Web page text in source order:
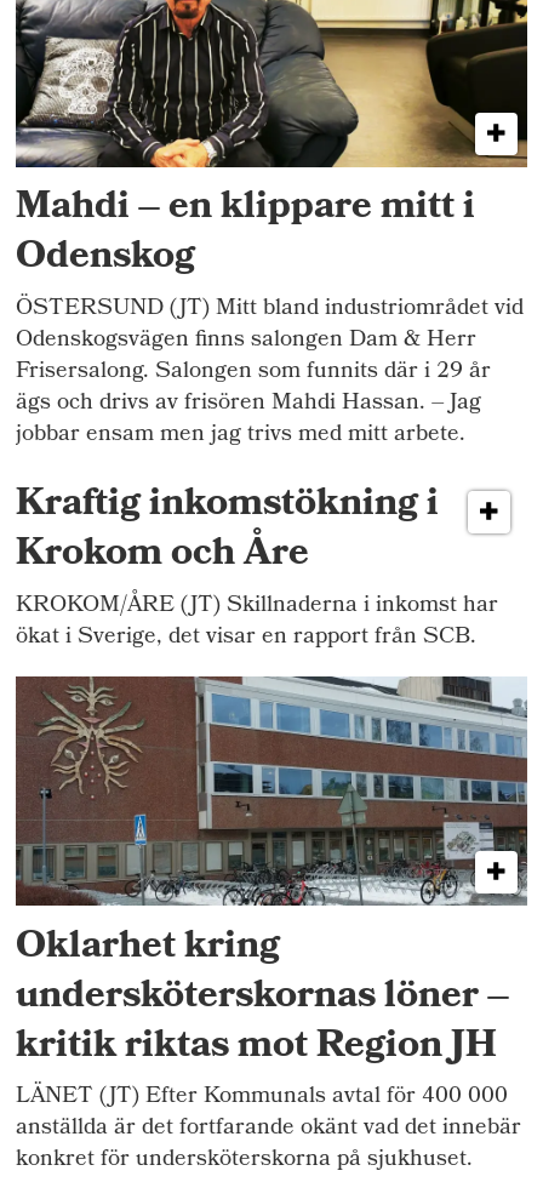
Mahdi – en klippare mitt i
Odenskog
ÖSTERSUND (JT) Mitt bland industriområdet vid
Odenskogsvägen finns salongen Dam & Herr
Frisersalong. Salongen som funnits där i 29 år
ägs och drivs av frisören Mahdi Hassan. – Jag
jobbar ensam men jag trivs med mitt arbete.
Kraftig inkomstökning i
Krokom och Åre
KROKOM/ÅRE (JT) Skillnaderna i inkomst har
ökat i Sverige, det visar en rapport från SCB.
Oklarhet kring
undersköterskornas löner –
kritik riktas mot Region JH
LÄNET (JT) Efter Kommunals avtal för 400 000
anställda är det fortfarande okänt vad det innebär
konkret för undersköterskorna på sjukhuset.